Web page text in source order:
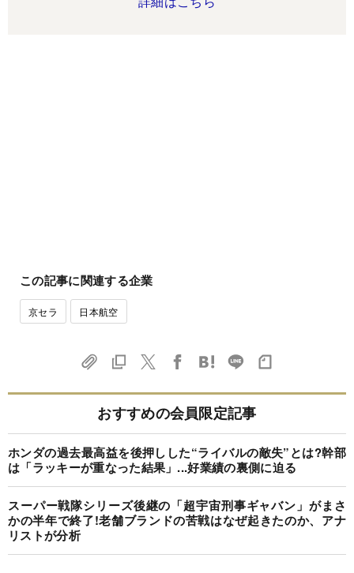
この記事に関連する企業
京セラ 日本航空
おすすめの会員限定記事
ホンダの過去最高益を後押しした“ライバルの敵失”とは?幹部
は「ラッキーが重なった結果」...好業績の裏側に迫る
スーパー戦隊シリーズ後継の「超宇宙刑事ギャバン」がまさ
かの半年で終了!老舗ブランドの苦戦はなぜ起きたのか、アナ
リストが分析